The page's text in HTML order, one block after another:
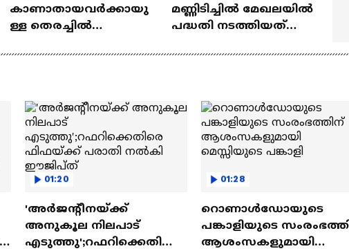
കാണാതായവർക്കായു
ള്ള തെരച്ചിൽ
പേരും കമ്പനി
മണ്ണിടിച്ചിൽ മേഖലയിൽ
പദ്ധതി നടത്തിയത്
| News Hour
01:20
'അർജന്റീനയ്ക്ക്
അനുകൂല നിലപാട്
എടുത്തു';റഫറിക്കെതിരെ
01:28
റൊണാൾഡോയുടെ
പങ്കാളിയുടെ
ആശംസകളുമായി